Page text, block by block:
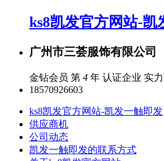
ks8凯发官方网站-凯
广州市三荟服饰有限公司
金钻会员 第 4 年 认证企业 实
18570926603
ks8凯发官方网站-凯发一触即发
供应商机
公司动态
凯发一触即发的联系方式